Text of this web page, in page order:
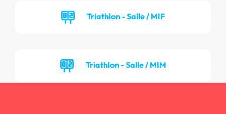
Triathlon - Salle / MIF
Triathlon - Salle / MIM